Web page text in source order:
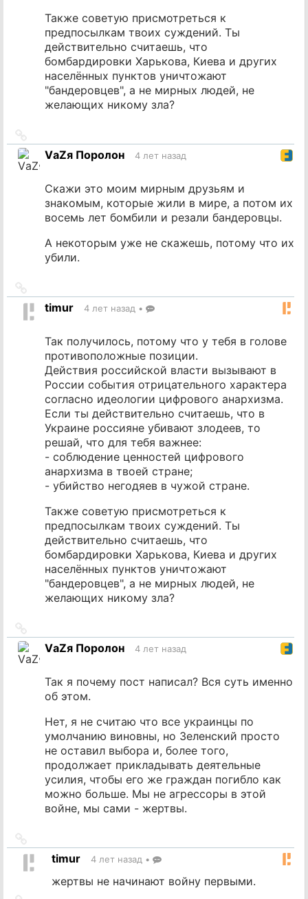
Также советую присмотреться к
предпосылкам твоих суждений. Ты
действительно считаешь, что
бомбардировки Харькова, Киева и других
населённых пунктов уничтожают
"бандеровцев", а не мирных людей, не
желающих никому зла?
на
источник
VаZя Поролон 4 лет назад
Скажи это моим мирным друзьям и
знакомым, которые жили в мире, а потом их
восемь лет бомбили и резали бандеровцы.
А некоторым уже не скажешь, потому что их
убили.
на
источник
timur 4 лет назад •
Так получилось, потому что у тебя в голове
противоположные позиции.
Действия российской власти вызывают в
России события отрицательного характера
согласно идеологии цифрового анархизма.
Если ты действительно считаешь, что в
Украине россияне убивают злодеев, то
решай, что для тебя важнее:
- соблюдение ценностей цифрового
анархизма в твоей стране;
- убийство негодяев в чужой стране.
Также советую присмотреться к
предпосылкам твоих суждений. Ты
действительно считаешь, что
бомбардировки Харькова, Киева и других
населённых пунктов уничтожают
"бандеровцев", а не мирных людей, не
желающих никому зла?
на
источник
VаZя Поролон 4 лет назад
Так я почему пост написал? Вся суть именно
об этом.
Нет, я не считаю что все украинцы по
умолчанию виновны, но Зеленский просто
не оставил выбора и, более того,
продолжает прикладывать деятельные
усилия, чтобы его же граждан погибло как
можно больше. Мы не агрессоры в этой
войне, мы сами - жертвы.
на
источник
timur 4 лет назад •
жертвы не начинают войну первыми.